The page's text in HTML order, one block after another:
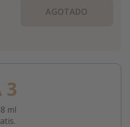
AGOTADO
3
ml